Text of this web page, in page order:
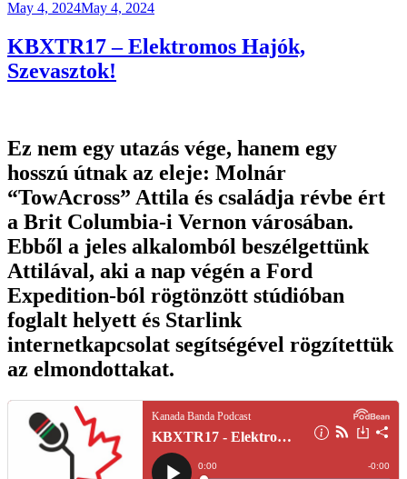
Posted
May 4, 2024May 4, 2024
KBXTR17 – Elektromos Hajók,
Szevasztok!
Ez nem egy utazás vége, hanem egy
hosszú útnak az eleje: Molnár
“TowAcross” Attila és családja révbe ért
a Brit Columbia-i Vernon városában.
Ebből a jeles alkalomból beszélgettünk
Attilával, aki a nap végén a Ford
Expedition-ból rögtönzött stúdióban
foglalt helyett és Starlink
internetkapcsolat segítségével rögzítettük
az elmondottakat.